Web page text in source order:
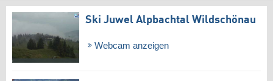
Ski Juwel Alpbachtal Wildschönau
Webcam anzeigen